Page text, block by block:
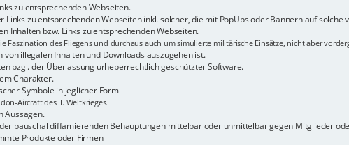
zu entsprechenden Webseiten.
Links zu entsprechenden Webseiten inkl. solcher, die mit PopUps oder Bannern auf
Inhalten bzw. Links zu entsprechenden Webseiten.
Faszination des Fliegens und durchaus auch um simulierte militärische Einsätze, nicht aber
von illegalen Inhalten und Downloads auszugehen ist.
bzgl. der Überlassung urheberrechtlich geschützter Software.
Charakter.
Symbole in jeglicher Form
Aircraft des II. Weltkrieges.
Aussagen.
pauschal diffamierenden Behauptungen mittelbar oder unmittelbar gegen Mitglieder
Produkte oder Firmen